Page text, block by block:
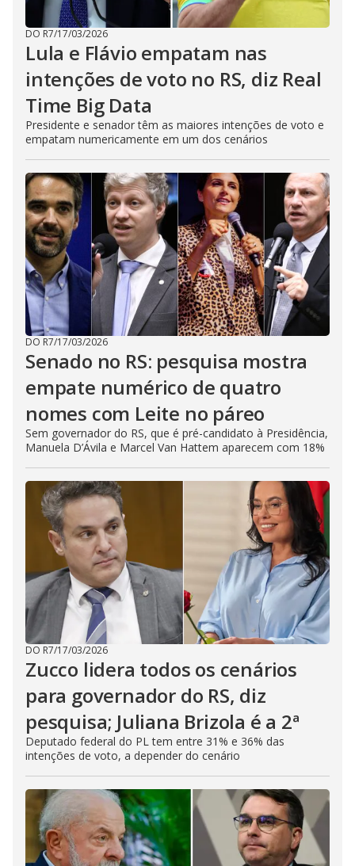
DO R7/17/03/2026
Lula e Flávio empatam nas
intenções de voto no RS, diz Real
Time Big Data
Presidente e senador têm as maiores intenções de voto e
empatam numericamente em um dos cenários
DO R7/17/03/2026
Senado no RS: pesquisa mostra
empate numérico de quatro
nomes com Leite no páreo
Sem governador do RS, que é pré-candidato à Presidência,
Manuela D’Ávila e Marcel Van Hattem aparecem com 18%
DO R7/17/03/2026
Zucco lidera todos os cenários
para governador do RS, diz
pesquisa; Juliana Brizola é a 2ª
Deputado federal do PL tem entre 31% e 36% das
intenções de voto, a depender do cenário